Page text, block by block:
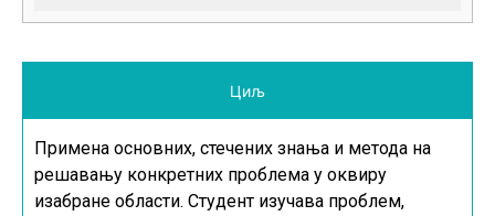
Циљ
Примена основних, стечених знања и метода на
решавању конкретних проблема у оквиру
изабране области. Студент изучава проблем,